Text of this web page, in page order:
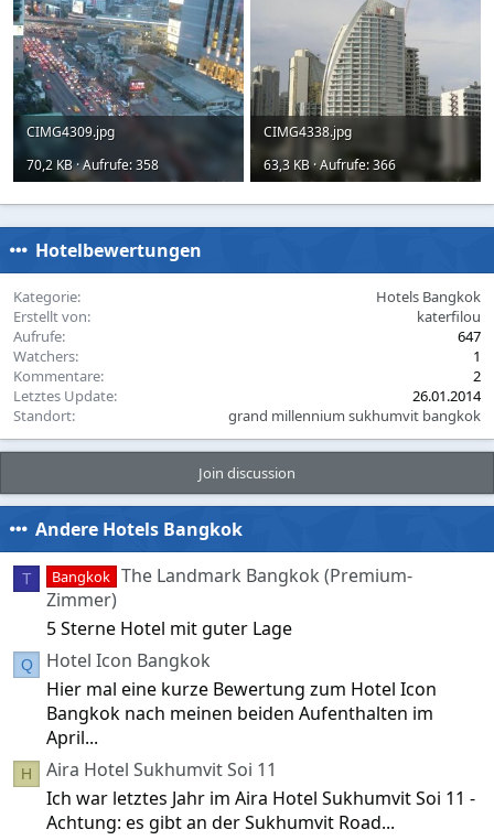
CIMG4309.jpg
70,2 KB · Aufrufe: 358
CIMG4338.jpg
63,3 KB · Aufrufe: 366
Hotelbewertungen
Kategorie
Hotels Bangkok
Erstellt von
katerfilou
Aufrufe
647
Watchers
1
Kommentare
2
Letztes Update
26.01.2014
Standort
grand millennium sukhumvit bangkok
Join discussion
Andere Hotels Bangkok
T Bangkok The Landmark Bangkok (Premium-
Zimmer)
5 Sterne Hotel mit guter Lage
Q
Hotel Icon Bangkok
Hier mal eine kurze Bewertung zum Hotel Icon
Bangkok nach meinen beiden Aufenthalten im
April...
H
Aira Hotel Sukhumvit Soi 11
Ich war letztes Jahr im Aira Hotel Sukhumvit Soi 11 -
Achtung: es gibt an der Sukhumvit Road...